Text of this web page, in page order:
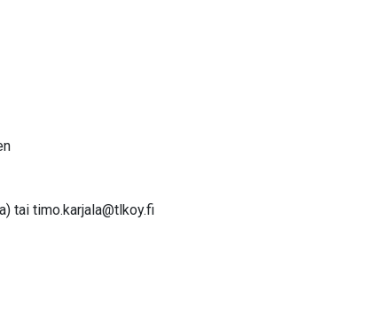
tai timo.karjala@tlkoy.fi